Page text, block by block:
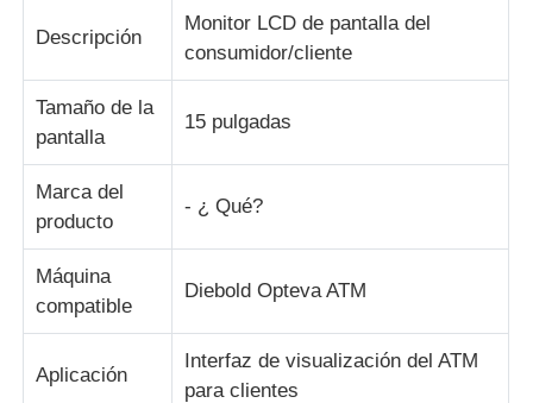
Todos los casos
Piezas para cajeros automáticos Diebold
Piezas de cajero automático Wincor
Partes de cajeros automáticos Hyosung
Descripción
Monitor LCD de pantalla del
consumidor/cliente
Tamaño de la
pantalla
15 pulgadas
Marca del
producto
- ¿ Qué?
Máquina
compatible
Diebold Opteva ATM
Aplicación
Interfaz de visualización del ATM
para clientes